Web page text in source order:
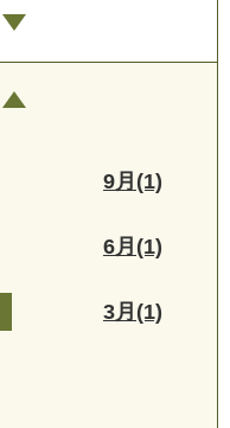
9月(1)
6月(1)
3月(1)